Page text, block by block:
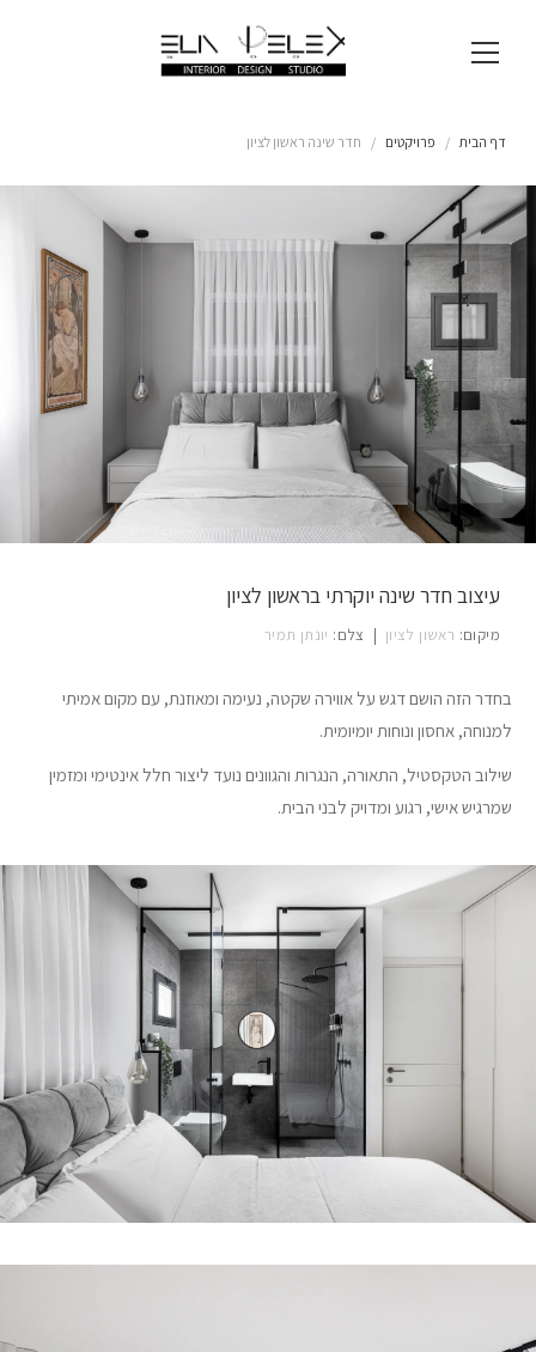
דף הבית פרויקטים חדר שינה ראשון לציון
עיצוב חדר שינה יוקרתי בראשון לציון
מיקום: ראשון לציון | צלם: יונתן תמיר
בחדר הזה הושם דגש על אווירה שקטה, נעימה ומאוזנת, עם מקום אמיתי
למנוחה, אחסון ונוחות יומיומית.
שילוב הטקסטיל, התאורה, הנגרות והגוונים נועד ליצור חלל אינטימי ומזמין
שמרגיש אישי, רגוע ומדויק לבני הבית.